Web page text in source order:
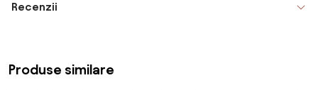
Recenzii
Produse similare